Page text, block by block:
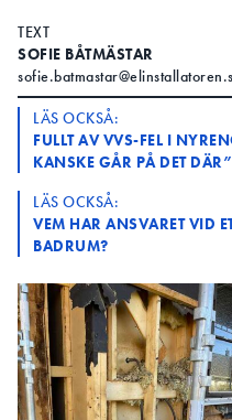
TEXT
SOFIE BÅTMÄSTAR
LÄS OCKSÅ:
FULLT AV VVS-FEL I
KANSKE GÅR PÅ DET DÄR”
LÄS OCKSÅ:
VEM HAR ANSVARET VID
BADRUM?